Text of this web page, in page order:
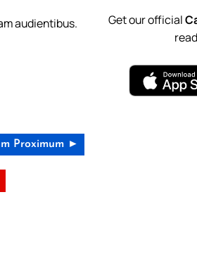
audientibus.
Proximum ►
Get our official